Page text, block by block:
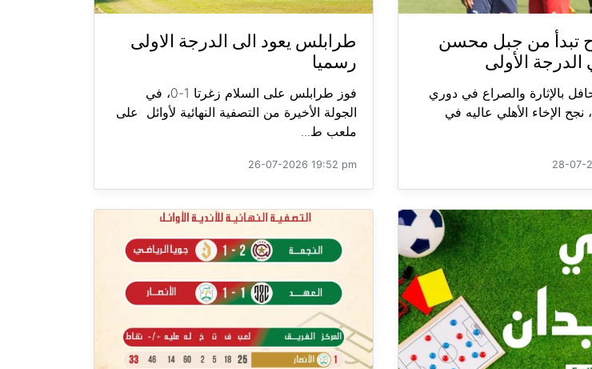
تبدأ من جبل محسن
الأولى
بالإثارة والصراع في دوري
نجح الإخاء الأهلي عاليه في
28-07-
طرابلس يعود الى الدرجة الاولى
رسميا
فوز طرابلس على السلام زغرتا 1-0، في
الجولة الأخيرة من التصفية النهائية لأوائل على
ملعب ط...
26-07-2026 19:52 pm